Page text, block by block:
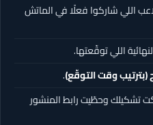
الصح» = نفس الـ11 لاعب اللي شاركوا فعلًا في الماتش
اللي توقّعتها.
وقت التوقّع).
تشكيلك وحطّيت رابط المنشور